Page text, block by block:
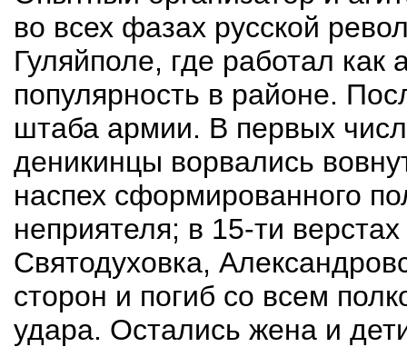
во всех фазах русской
Гуляйполе, где работал
популярность в районе.
штаба армии. В первых
деникинцы ворвались
наспех сформированного
неприятеля; в 15-ти
Святодуховка,
сторон и погиб со всем
удара. Остались жена и